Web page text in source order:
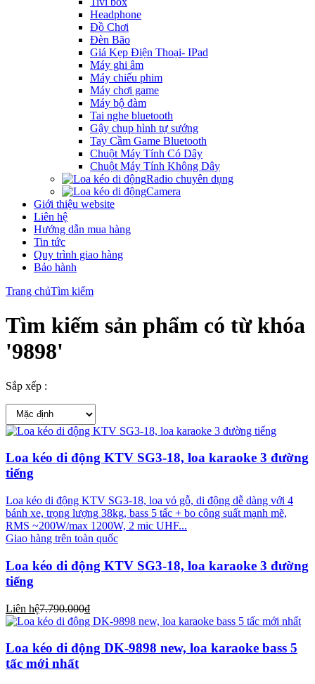
Headphone
Đồ Chơi
Đèn Bão
Giá Kẹp Điện Thoại- IPad
Máy ghi âm
Máy chiếu phim
Máy chơi game
Máy bộ đàm
Tai nghe bluetooth
Gậy chụp hình tự sướng
Tay Cầm Game Bluetooth
Chuột Máy Tính Có Dây
Chuột Máy Tính Không Dây
Radio chuyên dụng
Camera
Giới thiệu website
Liên hệ
Hướng dẫn mua hàng
Tin tức
Quy trình giao hàng
Bảo hành
Trang chủTìm kiếm
Tìm kiếm sản phẩm có từ khóa
'9898'
Sắp xếp :
Loa kéo di động KTV SG3-18, loa karaoke 3 đường
tiếng
Loa kéo di động KTV SG3-18, loa vỏ gỗ, di động dễ dàng với 4
bánh xe, trọng lượng 38kg, bass 5 tấc + bo công suất mạnh mẽ,
RMS ~200W/max 1200W, 2 mic UHF...
Giao hàng trên toàn quốc
Loa kéo di động KTV SG3-18, loa karaoke 3 đường
tiếng
Liên hệ7.790.000₫
Loa kéo di động DK-9898 new, loa karaoke bass 5
tấc mới nhất